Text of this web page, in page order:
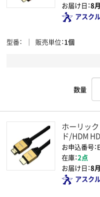
お届け日：8
アスク
型番 販売単位 1個
数量
ホーリッ
ド/HDM
お申込番号：
在庫：2点
お届け日：8
アスク